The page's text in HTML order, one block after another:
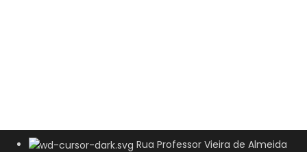
Rua Professor Vieira de Almeida